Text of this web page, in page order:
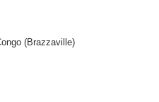
(Brazzaville)